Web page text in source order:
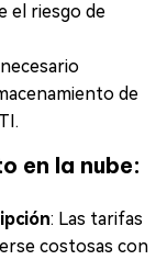
el riesgo de
de
en la nube:
: Las tarifas
costosas con